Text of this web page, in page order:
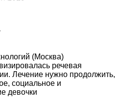
(Москва)
речевая
Лечение нужно продолжить,
социальное и
девочки